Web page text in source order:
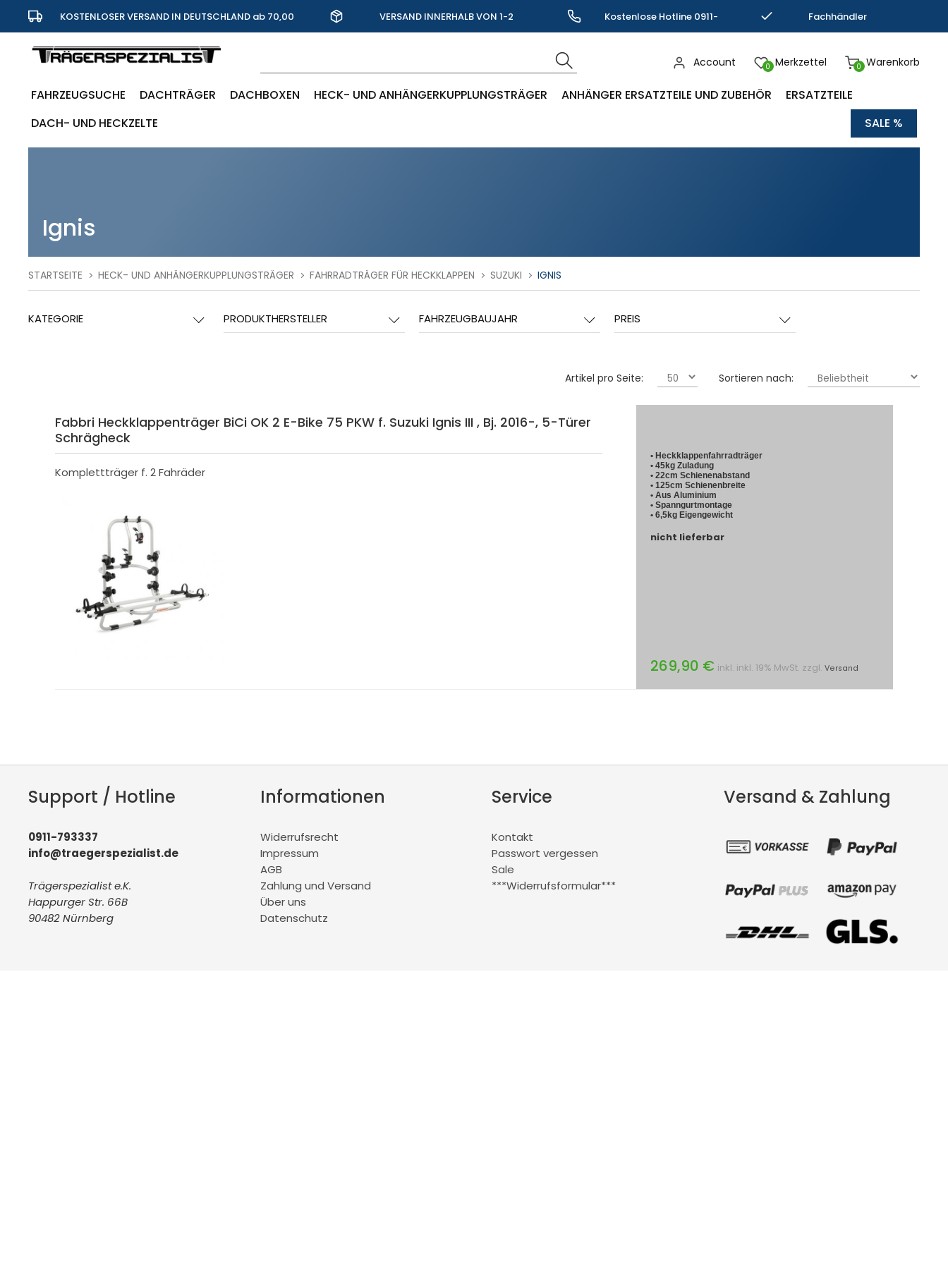
KOSTENLOSER VERSAND IN DEUTSCHLAND ab 70,00
Euro
VERSAND INNERHALB VON 1-2 Kostenlose Hotline 0911- Fachhändler
0 Warenkorb
0 Merkzettel
Account
FAHRZEUGSUCHE DACHTRÄGER DACHBOXEN HECK- UND ANHÄNGERKUPPLUNGSTRÄGER ANHÄNGER ERSATZTEILE UND ZUBEHÖR
ERSATZTEILE
DACH- UND HECKZELTE
SALE %
Ignis
STARTSEITE HECK- UND ANHÄNGERKUPPLUNGSTRÄGER FAHRRADTRÄGER FÜR HECKKLAPPEN SUZUKI IGNIS
KATEGORIE PRODUKTHERSTELLER FAHRZEUGBAUJAHR PREIS
Sortieren nach:
Artikel pro Seite:
Fabbri Heckklappenträger BiCi OK 2 E-Bike 75 PKW f. Suzuki Ignis III , Bj. 2016-, 5-Türer
Schrägheck
Komplettträger f. 2 Fahräder
• Heckklappenfahrradträger
• 45kg Zuladung
• 22cm Schienenabstand
• 125cm Schienenbreite
• Aus Aluminium
• Spanngurtmontage
• 6,5kg Eigengewicht
nicht lieferbar
269,90 € inkl. inkl. 19% MwSt. zzgl. Versand
Support / Hotline
0911-793337
info@traegerspezialist.de
Trägerspezialist e.K.
Happurger Str. 66B
90482 Nürnberg
Informationen
Widerrufsrecht
Impressum
AGB
Zahlung und Versand
Über uns
Datenschutz
Service
Kontakt
Passwort vergessen
Sale
***Widerrufsformular***
Versand & Zahlung